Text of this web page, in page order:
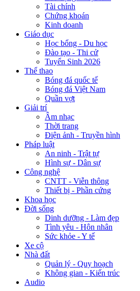
Tài chính
Chứng khoán
Kinh doanh
Giáo dục
Học bổng - Du học
Đào tạo - Thi cử
Tuyển Sinh 2026
Thể thao
Bóng đá quốc tế
Bóng đá Việt Nam
Quần vợt
Giải trí
Âm nhạc
Thời trang
Điện ảnh - Truyền hình
Pháp luật
An ninh - Trật tự
Hình sự - Dân sự
Công nghệ
CNTT - Viễn thông
Thiết bị - Phần cứng
Khoa học
Đời sống
Dinh dưỡng - Làm đẹp
Tình yêu - Hôn nhân
Sức khỏe - Y tế
Xe cộ
Nhà đất
Quản lý - Quy hoạch
Không gian - Kiến trúc
Audio